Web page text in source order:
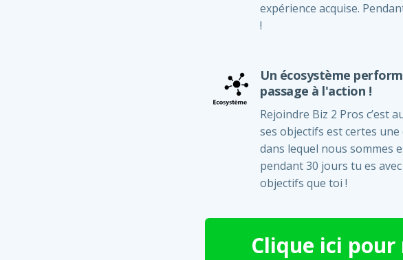
expérience acquise.
!
Un écosystème
passage à l'action !
Rejoindre Biz 2 Pros c’est
ses objectifs est certes
dans lequel nous sommes
pendant 30 jours tu es
objectifs que toi !
Clique ici